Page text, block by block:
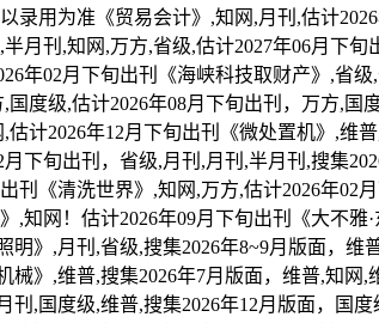
录用为准《贸易会计》,知网,月刊,估计
月刊,知网,万方,省级,估计2027年06月下
年02月下旬出刊《海峡科技取财产》,省
度级,估计2026年08月下旬出刊，万方,
计2026年12月下旬出刊《微处置机》,维
下旬出刊，省级,月刊,月刊,半月刊,搜集
刊《清洗世界》,知网,万方,估计2026年02
,知网！估计2026年09月下旬出刊《大不
明》,月刊,省级,搜集2026年8~9月版面，
械》,维普,搜集2026年7月版面，维普,知
刊,国度级,维普,搜集2026年12月版面，国